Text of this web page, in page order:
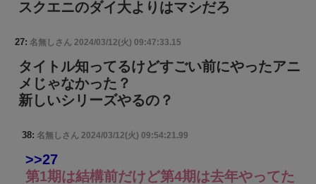
スクエニのダイ大よりはマシだろ
27: 名無しさん 2024/03/12(火) 09:47:33.15
タイトル知ってるけどすごい前にやったアニ
メじゃなかった？
新しいシリーズやるの？
38: 名無しさん 2024/03/12(火) 09:54:21.99
>>27
第1期は結構前だけど第4期は去年やってた